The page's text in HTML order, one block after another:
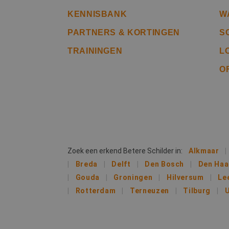
KENNISBANK
PARTNERS & KORTINGEN
TRAININGEN
Zoek een erkend Betere Schilder in: Alkmaar
Breda
Delft Den Bosch Den
Gouda
Groningen Hilversum
Rotterdam
Terneuzen Tilburg